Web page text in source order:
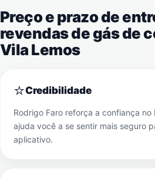
Preço e prazo de
revendas de gás de
Vila Lemos
⭐Credibilidade
Rodrigo Faro reforça a confiança no
ajuda você a se sentir mais seguro
aplicativo.